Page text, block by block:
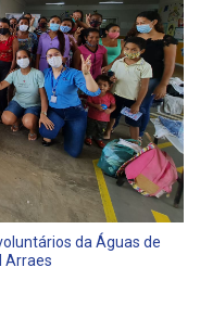
da Águas de
Arraes